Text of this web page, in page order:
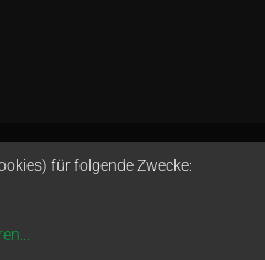
Wuppertal • Telefon 0202 260 666 0
für folgende Zwecke:
...